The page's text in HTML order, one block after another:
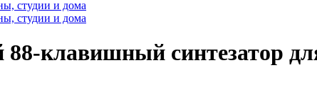
клавишный синтезатор